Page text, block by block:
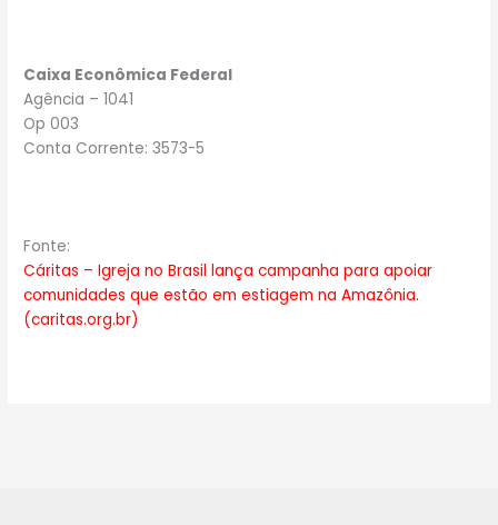
Caixa Econômica Federal
Agência – 1041
Op 003
Conta Corrente: 3573-5
Fonte:
Cáritas – Igreja no Brasil lança campanha para apoiar
comunidades que estão em estiagem na Amazônia.
(caritas.org.br)